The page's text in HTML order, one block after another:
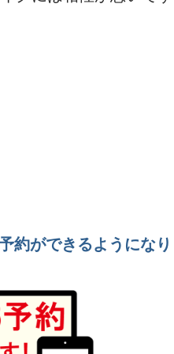
約ができるようにな